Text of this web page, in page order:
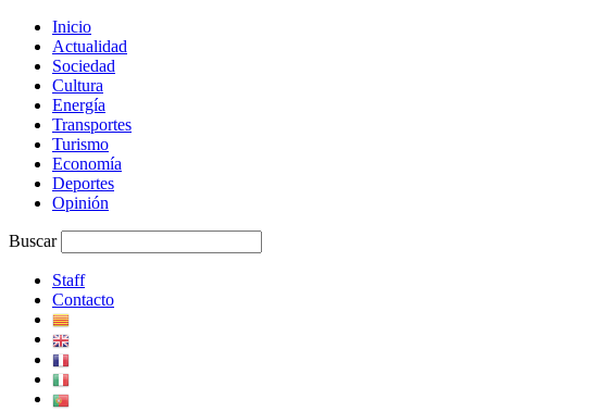
Inicio
Actualidad
Sociedad
Cultura
Energía
Transportes
Turismo
Economía
Deportes
Opinión
Buscar
Staff
Contacto